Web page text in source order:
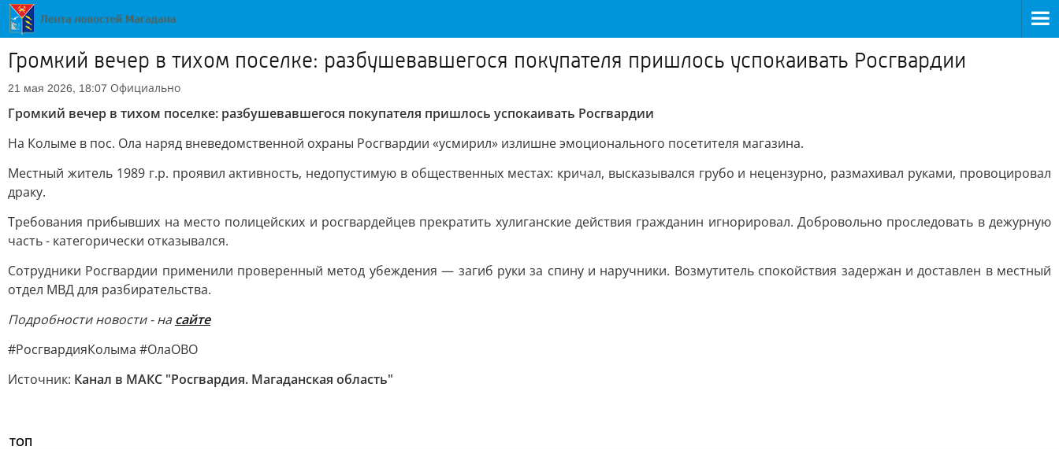
Громкий вечер в тихом поселке: разбушевавшегося покупателя пришлось успокаивать Росгвардии
21 мая 2026, 18:07 Официально
Громкий вечер в тихом поселке: разбушевавшегося покупателя пришлось успокаивать Росгвардии
На Колыме в пос. Ола наряд вневедомственной охраны Росгвардии «усмирил» излишне эмоционального посетителя магазина.
Местный житель 1989 г.р. проявил активность, недопустимую в общественных местах: кричал, высказывался грубо и нецензурно, размахивал руками, провоцировал
драку.
Требования прибывших на место полицейских и росгвардейцев прекратить хулиганские действия гражданин игнорировал. Добровольно проследовать в дежурную
часть - категорически отказывался.
Сотрудники Росгвардии применили проверенный метод убеждения — загиб руки за спину и наручники. Возмутитель спокойствия задержан и доставлен в местный
отдел МВД для разбирательства.
Подробности новости - насайте
#РосгвардияКолыма #ОлаОВО
Источник: Канал в МАКС "Росгвардия. Магаданская область"
ТОП